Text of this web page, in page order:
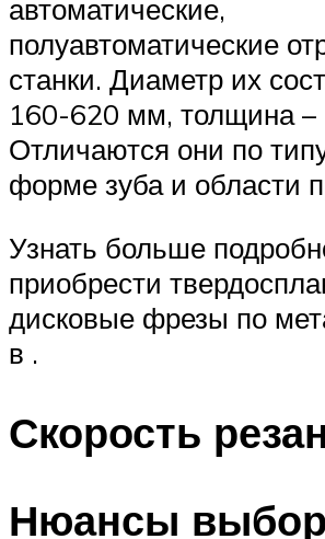
автоматические,
полуавтоматические
станки. Диаметр их
160-620 мм, толщина
Отличаются они по
форме зуба и области
Узнать больше
приобрести
дисковые фрезы по
в .
Скорость
Нюансы